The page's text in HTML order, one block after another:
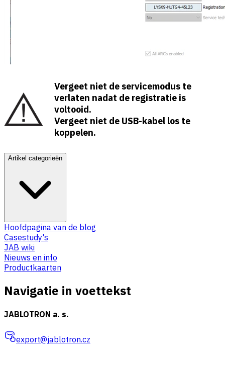
Vergeet niet de servicemodus te
verlaten nadat de registratie is
voltooid.
Vergeet niet de USB-kabel los te
koppelen.
Artikel categorieën
Hoofdpagina van de blog
Casestudy's
JAB wiki
Nieuws en info
Productkaarten
Navigatie in voettekst
JABLOTRON a. s.
export@jablotron.cz